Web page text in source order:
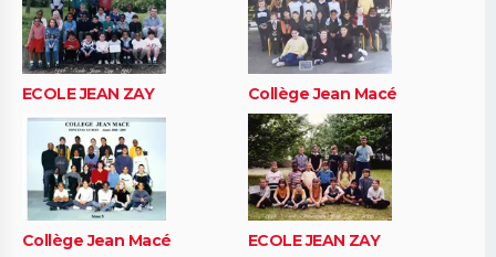
ECOLE JEAN ZAY Collège Jean Macé
Collège Jean Macé ECOLE JEAN ZAY